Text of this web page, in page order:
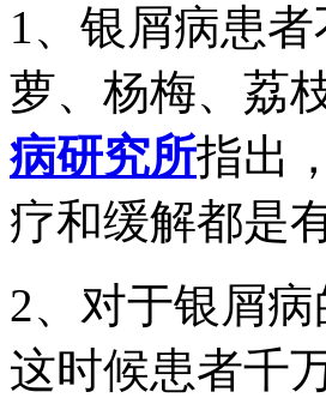
1、银屑病患
萝、杨梅、荔
病研究所指出
疗和缓解都是
2、对于银屑
这时候患者千